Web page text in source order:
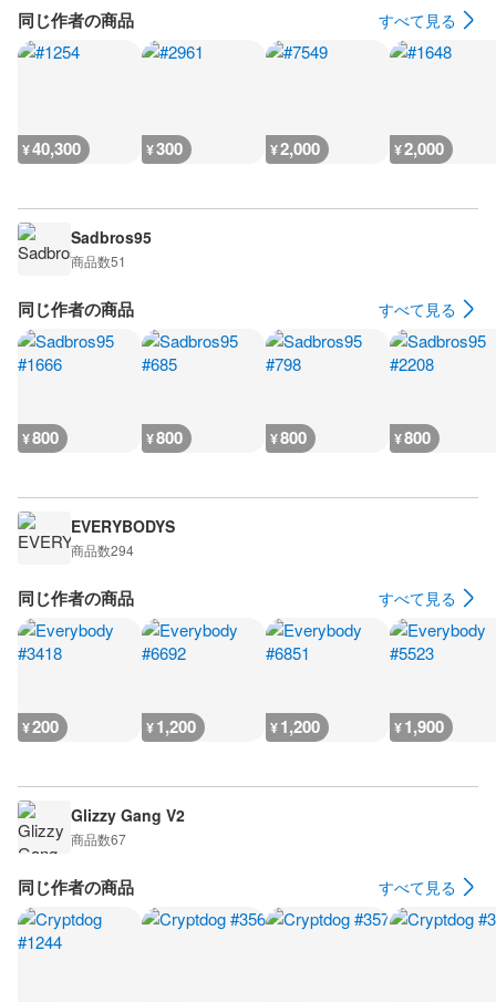
同じ作者の商品 すべて見る
¥40,300 ¥300 ¥2,000 ¥2,000
Sadbros95
商品数51
同じ作者の商品 すべて見る
¥800 ¥800 ¥800 ¥800
EVERYBODYS
商品数294
同じ作者の商品 すべて見る
¥200 ¥1,200 ¥1,200 ¥1,900
Glizzy Gang V2
商品数67
同じ作者の商品 すべて見る